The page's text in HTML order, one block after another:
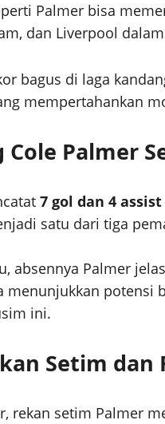
Palmer bisa
dan Liverpool
bagus di laga
mempertahankan
Palmer
7 gol dan 4 assist
satu dari tiga
absennya Palmer
menunjukkan potensi
ini.
Setim dan
rekan setim Palmer